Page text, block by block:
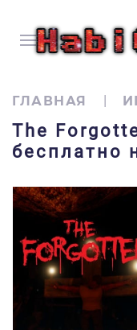
ГЛАВНАЯ
The
бесплатно